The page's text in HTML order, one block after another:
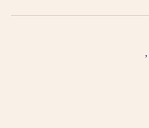
an, i.e. search for